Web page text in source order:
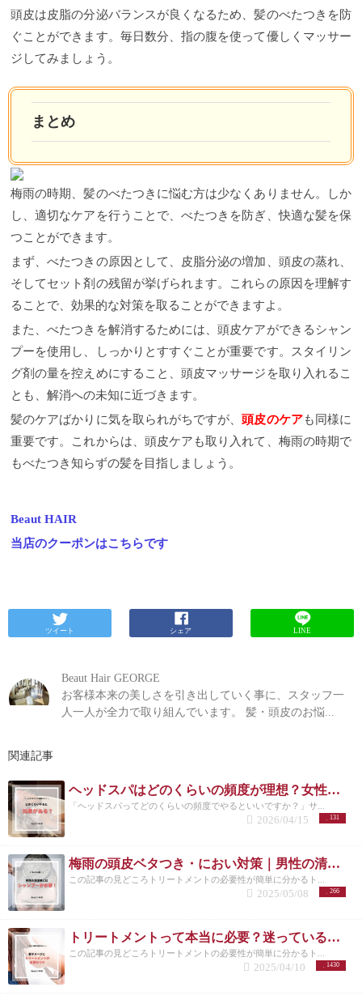
頭皮は皮脂の分泌バランスが良くなるため、髪のべたつきを防
ぐことができます。毎日数分、指の腹を使って優しくマッサー
ジしてみましょう。
まとめ
梅雨の時期、髪のべたつきに悩む方は少なくありません。しか
し、適切なケアを行うことで、べたつきを防ぎ、快適な髪を保
つことができます。
まず、べたつきの原因として、皮脂分泌の増加、頭皮の蒸れ、
そしてセット剤の残留が挙げられます。これらの原因を理解す
ることで、効果的な対策を取ることができますよ。
また、べたつきを解消するためには、頭皮ケアができるシャン
プーを使用し、しっかりとすすぐことが重要です。スタイリン
グ剤の量を控えめにすること、頭皮マッサージを取り入れるこ
とも、解消への未知に近づきます。
髪のケアばかりに気を取られがちですが、頭皮のケアも同様に
重要です。これからは、頭皮ケアも取り入れて、梅雨の時期で
もべたつき知らずの髪を目指しましょう。
Beaut HAIR
当店のクーポンはこちらです
ツイート シェア LINE
Beaut Hair GEORGE
お客様本来の美しさを引き出していく事に、スタッフ一
人一人が全力で取り組んでいます。 髪・頭皮のお悩...
関連記事
ヘッドスパはどのくらいの頻度が理想？女性に多い悩みと正しい通い方
「ヘッドスパってどのくらいの頻度でやるといいですか？」サ...
131
2026/04/15
梅雨の頭皮ベタつき・におい対策｜男性の清潔感は炭酸シャンプーで決まる
この記事の見どころトリートメントの必要性が簡単に分かるト...
266
2025/05/08
トリートメントって本当に必要？迷っているあなたに伝えたい効果と理由
この記事の見どころトリートメントの必要性が簡単に分かるト...
1430
2025/04/10